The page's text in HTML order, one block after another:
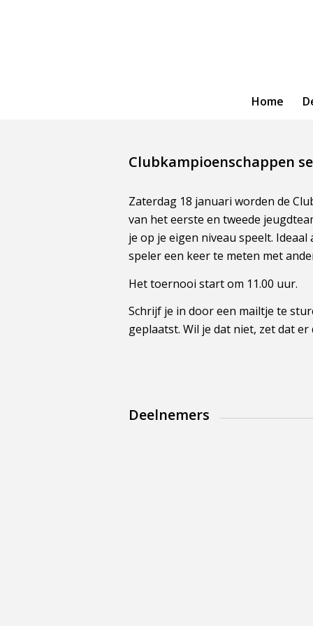
Home
Clubkampioenschappen
Zaterdag 18 januari worden de
van het eerste en tweede
je op je eigen niveau speelt.
speler een keer te meten met
Het toernooi start om 11.00 uur.
Schrijf je in door een mailtje te
geplaatst. Wil je dat niet, zet dat er
Deelnemers